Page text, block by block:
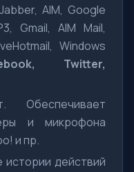
AIM, Google
Gmail, AIM Mail,
Windows
, Twitter,
Обеспечивает
и микрофона
и пр.
действий